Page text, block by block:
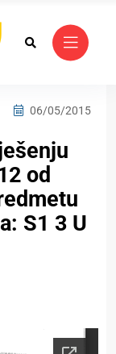
06/05/2015
od
S1 3 U